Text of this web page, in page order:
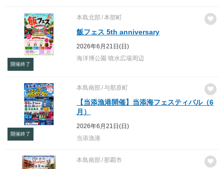
開催終了
本島北部 本部町
飯フェス 5th anniversary
2026年6月21日(日)
海洋博公園 噴水広場周辺
開催終了
本島南部 与那原町
【当添漁港開催】当添海フェスティバル（6
月）
2026年6月21日(日)
当添漁港
本島南部 那覇市